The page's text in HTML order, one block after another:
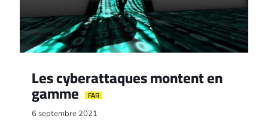
Les cyberattaques montent en
gamme FAR
6 septembre 2021